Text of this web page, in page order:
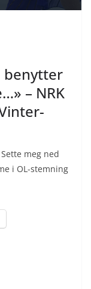
benytter
– NRK
meg ned
i OL-stemning